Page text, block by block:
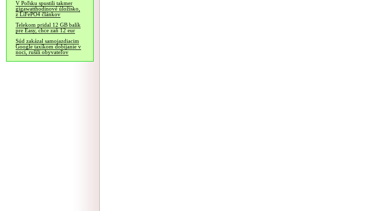
V Poľsku spustili takmer
gigawatthodinové úložisko,
z LiFePO4 článkov
Telekom pridal 12 GB balík
pre Easy, chce zaň 12 eur
Súd zakázal samojazdiacim
Google taxíkom dobíjanie v
noci, rušili obyvateľov